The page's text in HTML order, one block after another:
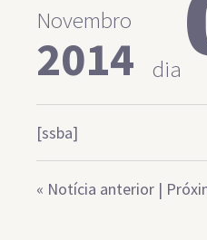
Novembro
2014 dia
[ssba]
« Notícia anterior |